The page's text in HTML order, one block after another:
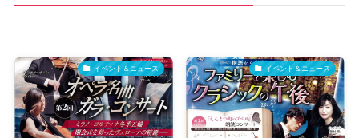
イベント＆ニュース イベント＆ニュース